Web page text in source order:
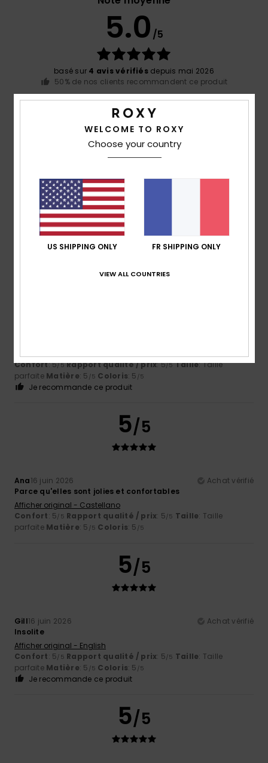
5.0 /5
basé sur 4 avis vérifiésdepuis mai 2026
50% de nos clients recommandent ce produit
Rapport qualité / prix
Trop petit Trop grand
Coloris
5
Confort: 5/5 Rapport qualité / prix: 5/5 Taille: Taille
parfaite Matière: 5 /5 Coloris: 5 /5
Je recommande ce produit
5/5
Ana16 juin 2026
Achat vérifié
Parce qu'elles sont jolies et confortables
Afficher original - Castellano
Confort: 5/5 Rapport qualité / prix: 5/5 Taille: Taille
parfaite Matière: 5 /5 Coloris: 5 /5
5/5
Gill16 juin 2026
Achat vérifié
Insolite
Afficher original - English
Confort: 5/5 Rapport qualité / prix: 5/5 Taille: Taille
parfaite Matière: 5 /5 Coloris: 5 /5
Je recommande ce produit
5/5
WELCOME TO ROXY
Choose your country
US SHIPPING ONLY FR SHIPPING ONLY
VIEW ALL COUNTRIES